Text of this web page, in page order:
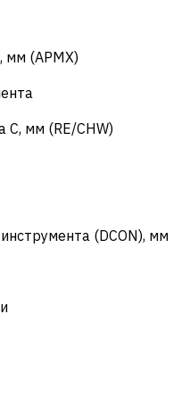
(APMX)
C, мм (RE/CHW)
(DCON), мм